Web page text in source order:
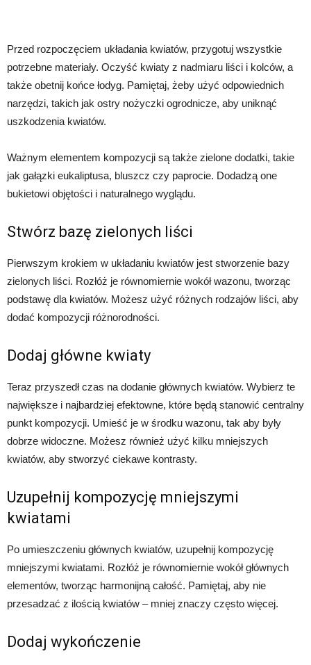
Przed rozpoczęciem układania kwiatów, przygotuj wszystkie
potrzebne materiały. Oczyść kwiaty z nadmiaru liści i kolców, a
także obetnij końce łodyg. Pamiętaj, żeby użyć odpowiednich
narzędzi, takich jak ostry nożyczki ogrodnicze, aby uniknąć
uszkodzenia kwiatów.
Ważnym elementem kompozycji są także zielone dodatki, takie
jak gałązki eukaliptusa, bluszcz czy paprocie. Dodadzą one
bukietowi objętości i naturalnego wyglądu.
Stwórz bazę zielonych liści
Pierwszym krokiem w układaniu kwiatów jest stworzenie bazy
zielonych liści. Rozłóż je równomiernie wokół wazonu, tworząc
podstawę dla kwiatów. Możesz użyć różnych rodzajów liści, aby
dodać kompozycji różnorodności.
Dodaj główne kwiaty
Teraz przyszedł czas na dodanie głównych kwiatów. Wybierz te
największe i najbardziej efektowne, które będą stanowić centralny
punkt kompozycji. Umieść je w środku wazonu, tak aby były
dobrze widoczne. Możesz również użyć kilku mniejszych
kwiatów, aby stworzyć ciekawe kontrasty.
Uzupełnij kompozycję mniejszymi
kwiatami
Po umieszczeniu głównych kwiatów, uzupełnij kompozycję
mniejszymi kwiatami. Rozłóż je równomiernie wokół głównych
elementów, tworząc harmonijną całość. Pamiętaj, aby nie
przesadzać z ilością kwiatów – mniej znaczy często więcej.
Dodaj wykończenie